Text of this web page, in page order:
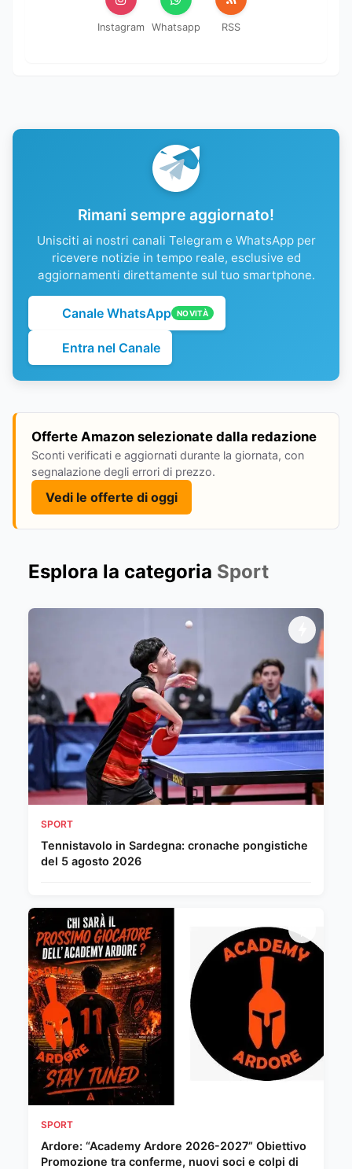
Instagram Whatsapp RSS
Rimani sempre aggiornato!
Unisciti ai nostri canali Telegram e WhatsApp per
ricevere notizie in tempo reale, esclusive ed
aggiornamenti direttamente sul tuo smartphone.
Canale WhatsApp NOVITÀ
Entra nel Canale
Offerte Amazon selezionate dalla redazione
Sconti verificati e aggiornati durante la giornata, con
segnalazione degli errori di prezzo.
Vedi le offerte di oggi
Esplora la categoria Sport
SPORT
Tennistavolo in Sardegna: cronache pongistiche
del 5 agosto 2026
SPORT
Ardore: “Academy Ardore 2026-2027” Obiettivo
Promozione tra conferme, nuovi soci e colpi di